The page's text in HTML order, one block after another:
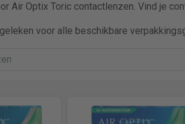
Air Optix Toric contactlenzen. Vind je
voor alle beschikbare